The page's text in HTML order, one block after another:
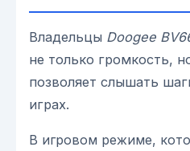
Владельцы Doogee
не только громкость,
позволяет слышать
играх.
В игровом режиме,